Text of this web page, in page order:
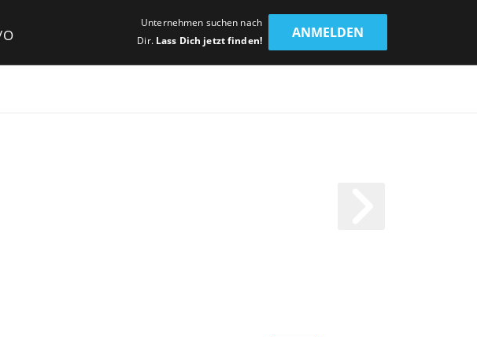
Unternehmen suchen nach
Dir. Lass Dich jetzt finden!
ANMELDEN